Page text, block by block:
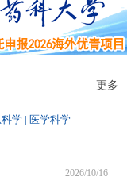
业员工因工作期间短暂
尔查看手机、迟开电脑数
”，被公司直接认定为
更多
学 | 医学科学
2026/10/16